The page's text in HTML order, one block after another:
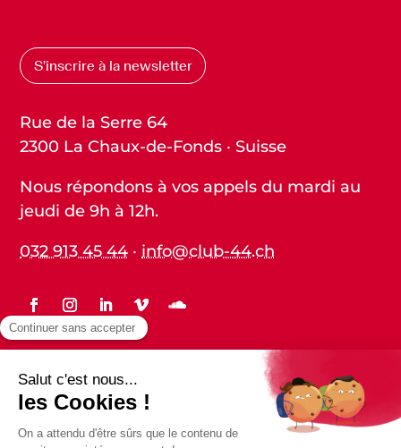
S’inscrire à la newsletter
Rue de la Serre 64
2300 La Chaux-de-Fonds · Suisse
Nous répondons à vos appels du mardi au
jeudi de 9h à 12h.
032 913 45 44 ·info@club-44.ch
Protection des données